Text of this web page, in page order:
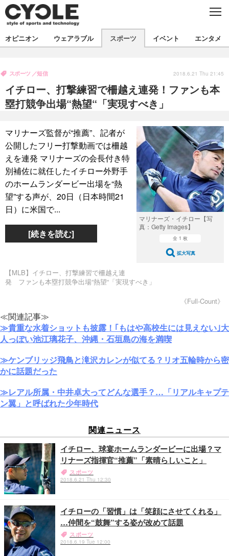
C
E
製品/用品
衣類
飲食
バックナンバー
コラム
インプレ
ボイス
デバイス
ビジネス
国内
スポーツ
選手
写真
動画
試乗会
スポーツ
ツアー
文化
芸能
出版／映画
話題
ファッション
デザイン
写真
動画
ライフ
社会
政治
ハウツー
オピニオン ウェアラブル スポーツ イベント エンタメ
イチロー、打撃練習で柵越え連発！ファンも本
塁打競争出場“熱望“「実現すべき」
スポーツ 短信 2018.6.21 Thu 21:45
マリナーズ・イチロー【写
真：Getty Images】
全 1 枚
拡大写真
マリナーズ監督が“推薦”、記者が
公開したフリー打撃動画では柵越
えを連発 マリナーズの会長付き特
別補佐に就任したイチロー外野手
のホームランダービー出場を“熱
望”する声が、20日（日本時間21
日）に米国で...
[続きを読む]
【MLB】イチロー、打撃練習で柵越え連
発 ファンも本塁打競争出場“熱望“「実現すべき」
《Full-Count》
≪関連記事≫
≫貴重な水着ショットも披露！｢もはや高校生には見えない｣大
人っぽい池江璃花子、沖縄・石垣島の海を満喫
≫ケンブリッジ飛鳥と滝沢カレンが似てる？リオ五輪時から密
かに話題だった
≫レアル所属・中井卓大ってどんな選手？…「リアルキャプテ
ン翼」と呼ばれた少年時代
関連ニュース
イチロー、球宴ホームランダービーに出場？マ
リナーズ指揮官“推薦”「素晴らしいこと」
スポーツ
2018.6.21 Thu 12:30
イチローの「習慣」は「笑顔にさせてくれる」
…仲間を“鼓舞”する姿が改めて話題
スポーツ
2018.6.19 Tue 12:00